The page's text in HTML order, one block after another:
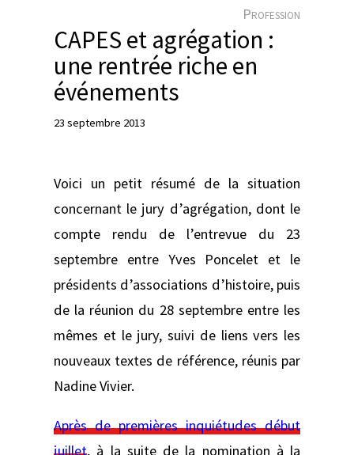
r
Profession
CAPES et agrégation :
une rentrée riche en
événements
23 septembre 2013
Voici un petit résumé de la situation
concernant le jury d’agrégation, dont le
compte rendu de l’entrevue du 23
septembre entre Yves Poncelet et le
présidents d’associations d’histoire, puis
de la réunion du 28 septembre entre les
mêmes et le jury, suivi de liens vers les
nouveaux textes de référence, réunis par
Nadine Vivier.
Après de premières inquiétudes début
juillet, à la suite de la nomination à la